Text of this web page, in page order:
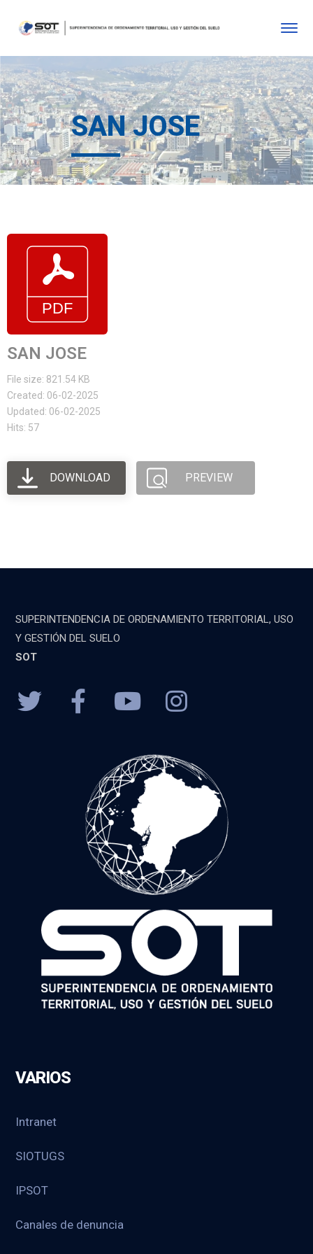
SAN JOSE
SAN JOSE
File size: 821.54 KB
Created: 06-02-2025
Updated: 06-02-2025
Hits: 57
DOWNLOAD PREVIEW
SUPERINTENDENCIA DE ORDENAMIENTO TERRITORIAL, USO
Y GESTIÓN DEL SUELO
SOT
VARIOS
Intranet
SIOTUGS
IPSOT
Canales de denuncia